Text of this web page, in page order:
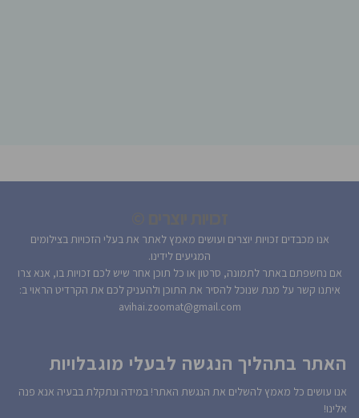
אנו מכבדים זכויות יוצרים ועושים מאמץ לאתר את בעלי הזכויות בצילומים
המגיעים לידינו.
אם נחשפתם באתר לתמונה, סרטון או כל תוכן אחר שיש לכם זכויות בו, אנא צרו
איתנו קשר על מנת שנוכל להסיר את התוכן ולהעניק לכם את הקרדיט הראוי ב:
avihai.zoomat@gmail.com
האתר בתהליך הנגשה לבעלי מוגבלויות
אנו עושים כל מאמץ להשלים את הנגשת האתר! במידה ונתקלת בבעיה אנא פנה
אלינו!